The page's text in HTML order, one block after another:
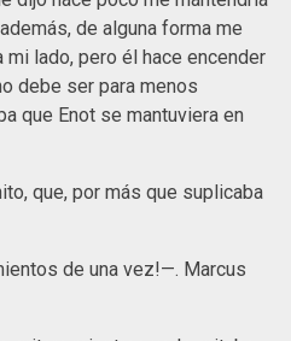
de alguna forma me
lado, pero él hace encender
debe ser para menos
que Enot se mantuviera en
que, por más que suplicaba
de una vez!—. Marcus